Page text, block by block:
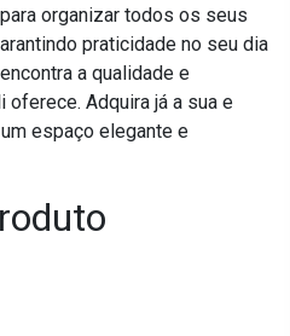
organizar todos os seus
praticidade no seu dia
a qualidade e
Adquira já a sua e
espaço elegante e